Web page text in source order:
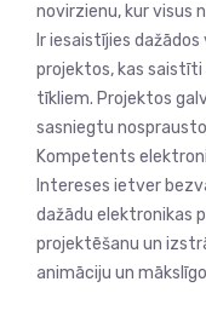
novirzienu, kur visus
Ir iesaistījies
projektos, kas
tīkliem. Projektos
sasniegtu
Kompetents
Intereses ietver
dažādu elektronikas
projektēšanu un
animāciju un